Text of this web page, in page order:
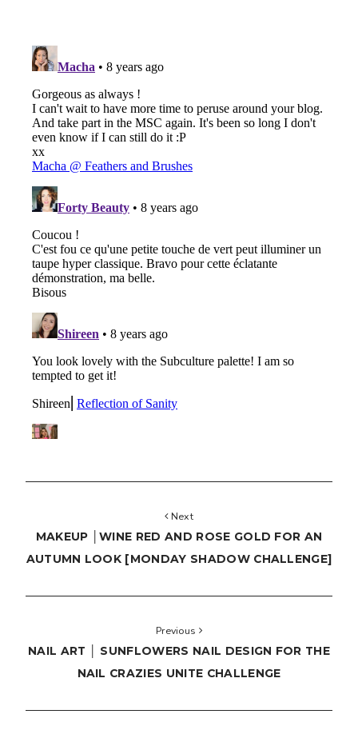
Next
MAKEUP │WINE RED AND ROSE GOLD FOR AN
AUTUMN LOOK [MONDAY SHADOW CHALLENGE]
Previous
NAIL ART │ SUNFLOWERS NAIL DESIGN FOR THE
NAIL CRAZIES UNITE CHALLENGE